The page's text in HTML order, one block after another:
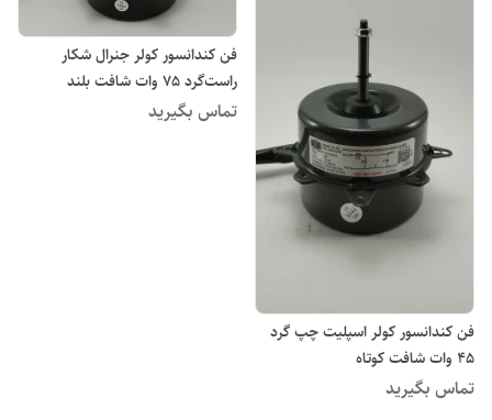
فن کندانسور کولر اسپلیت چپ گرد
45 وات شافت کوتاه
تماس بگیرید
فن کندانسور کولر جنرال شکار
راست‌گرد ۷۵ وات شافت بلند
تماس بگیرید